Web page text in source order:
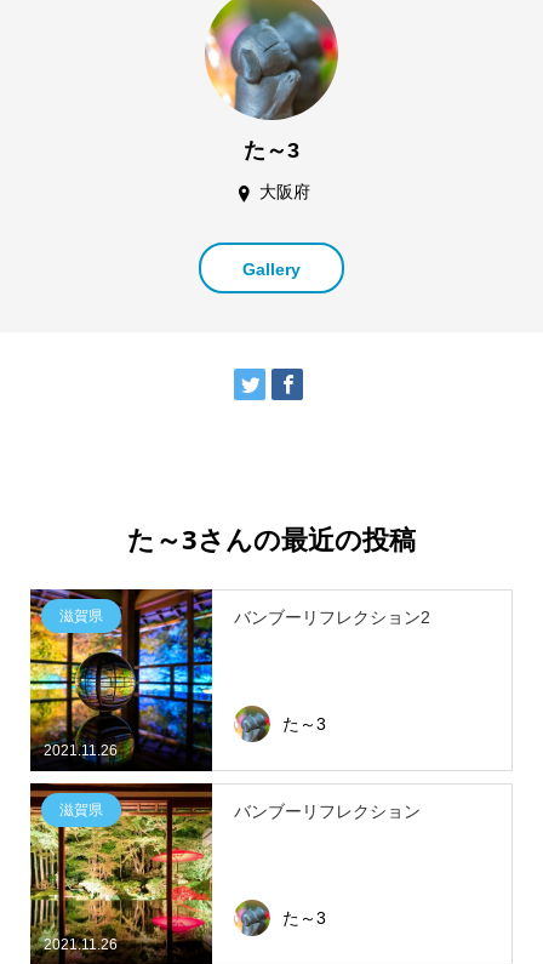
た～3
大阪府
Gallery
た～3さんの最近の投稿
2021.11.26
滋賀県 バンブーリフレクション2
た～3
2021.11.26
滋賀県 バンブーリフレクション
た～3